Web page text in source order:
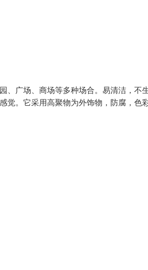
、广场、商场等多种场合。易清洁，不
觉。它采用高聚物为外饰物，防腐，色